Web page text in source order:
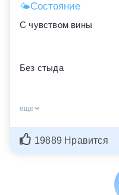
🌤Состояние
С чувством вины
Без стыда
еще
19889 Нравится